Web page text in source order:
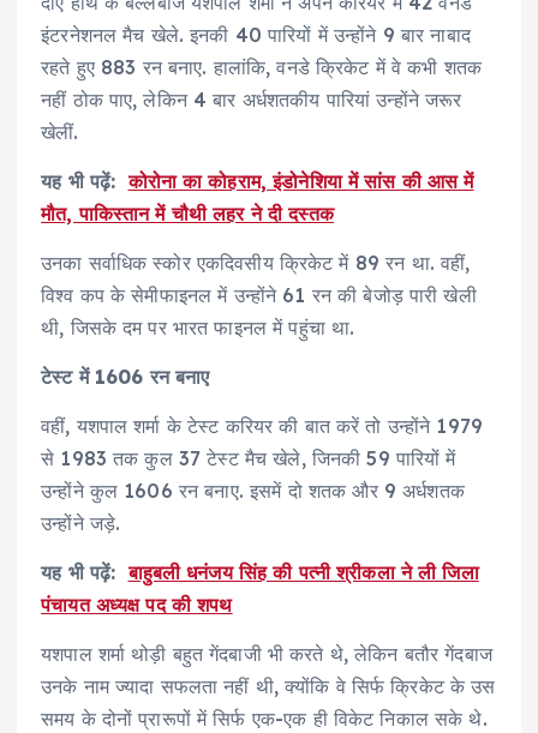
इंटरनेशनल मैच खेले. इनकी 40 पारियों में उन्होंने 9 बार नाबाद
रहते हुए 883 रन बनाए. हालांकि, वनडे क्रिकेट में वे कभी शतक
नहीं ठोक पाए, लेकिन 4 बार अर्धशतकीय पारियां उन्होंने जरूर
खेलीं.
यह भी पढ़ें:कोरोना का कोहराम, इंडोनेशिया में सांस की आस में
मौत, पाकिस्तान में चौथी लहर ने दी दस्तक
उनका सर्वाधिक स्कोर एकदिवसीय क्रिकेट में 89 रन था. वहीं,
विश्व कप के सेमीफाइनल में उन्होंने 61 रन की बेजोड़ पारी खेली
थी, जिसके दम पर भारत फाइनल में पहुंचा था.
टेस्ट में 1606 रन बनाए
वहीं, यशपाल शर्मा के टेस्ट करियर की बात करें तो उन्होंने 1979
से 1983 तक कुल 37 टेस्ट मैच खेले, जिनकी 59 पारियों में
उन्होंने कुल 1606 रन बनाए. इसमें दो शतक और 9 अर्धशतक
उन्होंने जड़े.
यह भी पढ़ें:बाहुबली धनंजय सिंह की पत्नी श्रीकला ने ली जिला
पंचायत अध्यक्ष पद की शपथ
यशपाल शर्मा थोड़ी बहुत गेंदबाजी भी करते थे, लेकिन बतौर गेंदबाज
उनके नाम ज्यादा सफलता नहीं थी, क्योंकि वे सिर्फ क्रिकेट के उस
समय के दोनों प्रारूपों में सिर्फ एक-एक ही विकेट निकाल सके थे.